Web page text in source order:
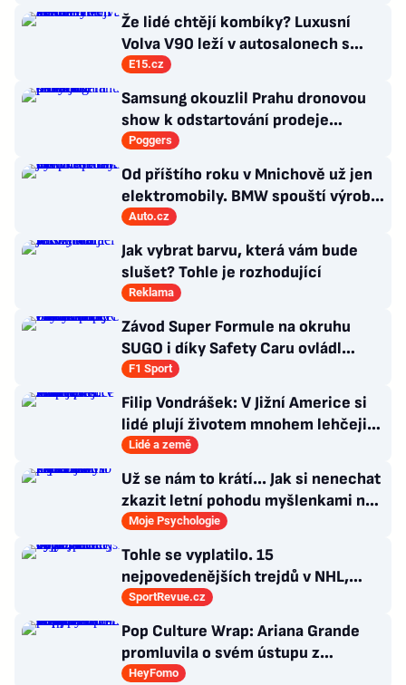
Česka
Že lidé chtějí kombíky? Luxusní
Volva V90 leží v autosalonech s
milionovou slevou
E15.cz
Samsung okouzlil Prahu dronovou
show k odstartování prodeje
nových produktů
Poggers
Od příštího roku v Mnichově už jen
elektromobily. BMW spouští výrobu
sedanu i3
Auto.cz
Jak vybrat barvu, která vám bude
slušet? Tohle je rozhodující
Reklama
Závod Super Formule na okruhu
SUGO i díky Safety Caru ovládl
Fukuzumi. Staněk po chybě nedojel
F1 Sport
Filip Vondrášek: V Jižní Americe si
lidé plují životem mnohem lehčeji,
věci tolik neřeší
Lidé a země
Už se nám to krátí... Jak si nenechat
zkazit letní pohodu myšlenkami na
zářijový zápřah?
Moje Psychologie
Tohle se vyplatilo. 15
nejpovedenějších trejdů v NHL,
které byly upečeny na poslední
SportRevue.cz
Pop Culture Wrap: Ariana Grande
promluvila o svém ústupu z
veřejného života a Sophia z
HeyFomo